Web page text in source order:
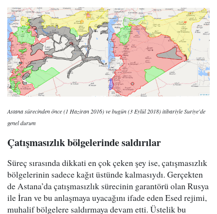
Astana sürecinden önce (1 Haziran 2016) ve bugün (3 Eylül 2018) itibariyle Suriye'de
genel durum
Çatışmasızlık bölgelerinde saldırılar
Süreç sırasında dikkati en çok çeken şey ise, çatışmasızlık
bölgelerinin sadece kağıt üstünde kalmasıydı. Gerçekten
de Astana’da çatışmasızlık sürecinin garantörü olan Rusya
ile İran ve bu anlaşmaya uyacağını ifade eden Esed rejimi,
muhalif bölgelere saldırmaya devam etti. Üstelik bu